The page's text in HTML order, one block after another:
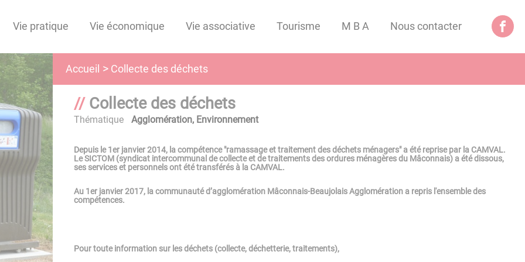
Vie pratique Vie économique Vie associative Tourisme M B A Nous contacter
Accueil Collecte des déchets
Collecte des déchets
Thématique Agglomération, Environnement
Depuis le 1er janvier 2014, la compétence "ramassage et traitement des déchets ménagers" a été reprise par la CAMVAL.
Le SICTOM (syndicat intercommunal de collecte et de traitements des ordures ménagères du Mâconnais) a été dissous,
ses services et personnels ont été transférés à la CAMVAL.
Au 1er janvier 2017, la communauté d’agglomération Mâconnais-Beaujolais Agglomération a repris l'ensemble des
compétences.
Pour toute information sur les déchets (collecte, déchetterie, traitements),